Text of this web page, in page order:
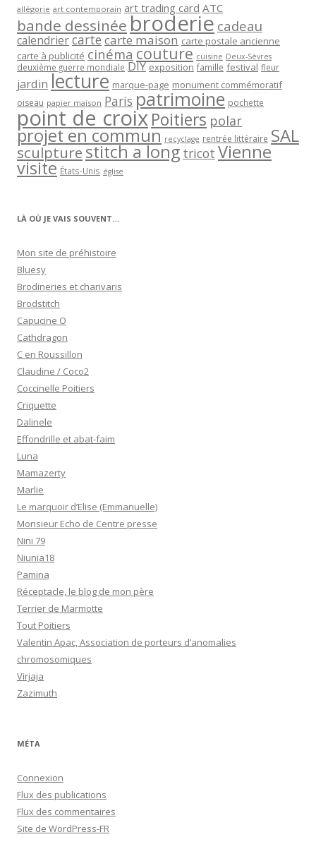
allégorie art contemporain art trading card ATC
bande dessinée broderie cadeau
calendriercartecarte maison carte postale ancienne
carte à publicité cinéma couture cuisine Deux-Sèvres
deuxième guerre mondiale DIY exposition famille festival fleur
jardin lecture marque-page monument commémoratif
oiseau papier maison Paris patrimoine pochette
point de croixPoitiers polar
projet en commun recyclage rentrée littéraire SAL
sculpturestitch a long tricot Vienne
visite États-Unis église
LÀ OÙ JE VAIS SOUVENT…
Mon site de préhistoire
Bluesy
Brodineries et charivaris
Brodstitch
Capucine O
Cathdragon
C en Roussillon
Claudine / Coco2
Coccinelle Poitiers
Criquette
Dalinele
Effondrille et abat-faim
Luna
Mamazerty
Marlie
Le marquoir d’Elise (Emmanuelle)
Monsieur Echo de Centre presse
Nini 79
Niunia18
Pamina
Réceptacle, le blog de mon père
Terrier de Marmotte
Tout Poitiers
Valentin Apac, Association de porteurs d’anomalies
chromosomiques
Virjaja
Zazimuth
MÉTA
Connexion
Flux des publications
Flux des commentaires
Site de WordPress-FR